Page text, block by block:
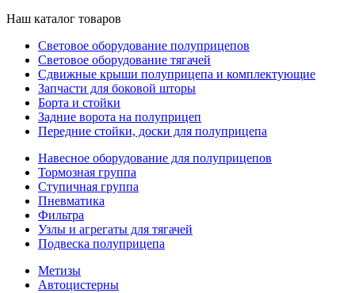
Наш каталог товаров
Световое оборудование полуприцепов
Световое оборудование тягачей
Сдвижные крыши полуприцепа и комплектующие
Запчасти для боковой шторы
Борта и стойки
Задние ворота на полуприцеп
Передние стойки, доски для полуприцепа
Навесное оборудование для полуприцепов
Тормозная группа
Ступичная группа
Пневматика
Фильтра
Узлы и агрегаты для тягачей
Подвеска полуприцепа
Метизы
Автоцистерны